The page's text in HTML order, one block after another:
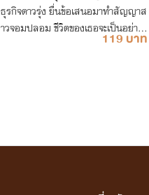
กิจดาวรุ่ง ยื่นข้อเสนอมาทำสัญญาส
จอมปลอม ชีวิตของเธอจะเป็นอย่างไ
119 บาท